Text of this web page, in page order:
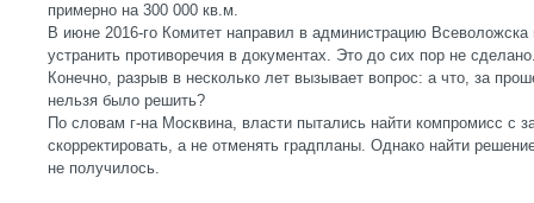
примерно на 300 000 кв.м.
В июне 2016-го Комитет направил в администрацию Всеволожска
устранить противоречия в документах. Это до сих пор не
Конечно, разрыв в несколько лет вызывает вопрос: а что, за
нельзя было решить?
По словам г-на Москвина, власти пытались найти компромисс с
скорректировать, а не отменять градпланы. Однако найти
не получилось.